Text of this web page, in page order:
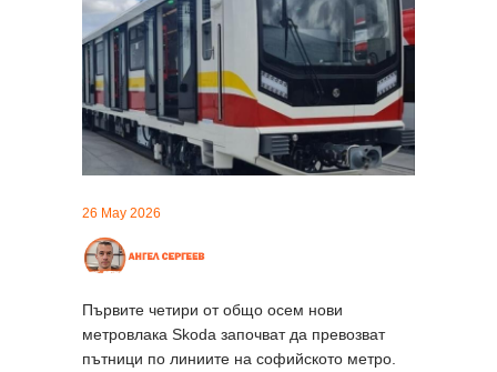
26 May 2026
Първите четири от общо осем нови
метровлака Skoda започват да превозват
пътници по линиите на софийското метро.